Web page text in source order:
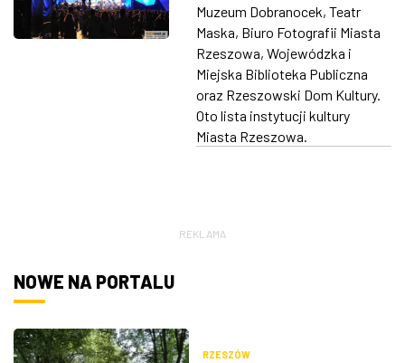
Muzeum Dobranocek, Teatr
Maska, Biuro Fotografii Miasta
Rzeszowa, Wojewódzka i
Miejska Biblioteka Publiczna
oraz Rzeszowski Dom Kultury.
Oto lista instytucji kultury
Miasta Rzeszowa.
REKLAMA
NOWE NA PORTALU
RZESZÓW